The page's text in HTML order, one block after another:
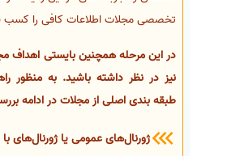
تخصصی مجلات اطلاعات کافی را کسب
در این مرحله همچنین بایستی اهداف
نیز در نظر داشته باشید. به منظور
طبقه بندی اصلی از مجلات در ادامه
ژورنال‌های عمومی یا ژورنال‌های